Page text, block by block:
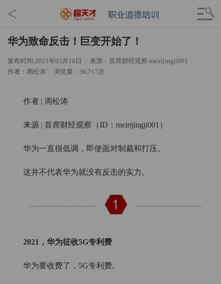
<
华为致命反击！巨变开始了！
发布时间:2021年03月18日
来源：首席财经观察 meirijingji001
作者：周松涛
浏览量：36,717次
作者 | 周松涛
来源 | 首席财经观察（ID：meirijingji001）
华为一直很低调，即使面对制裁和打压。
这并不代表华为就没有反击的实力。
2021，华为征收5G专利费
华为要收费了，5G专利费。